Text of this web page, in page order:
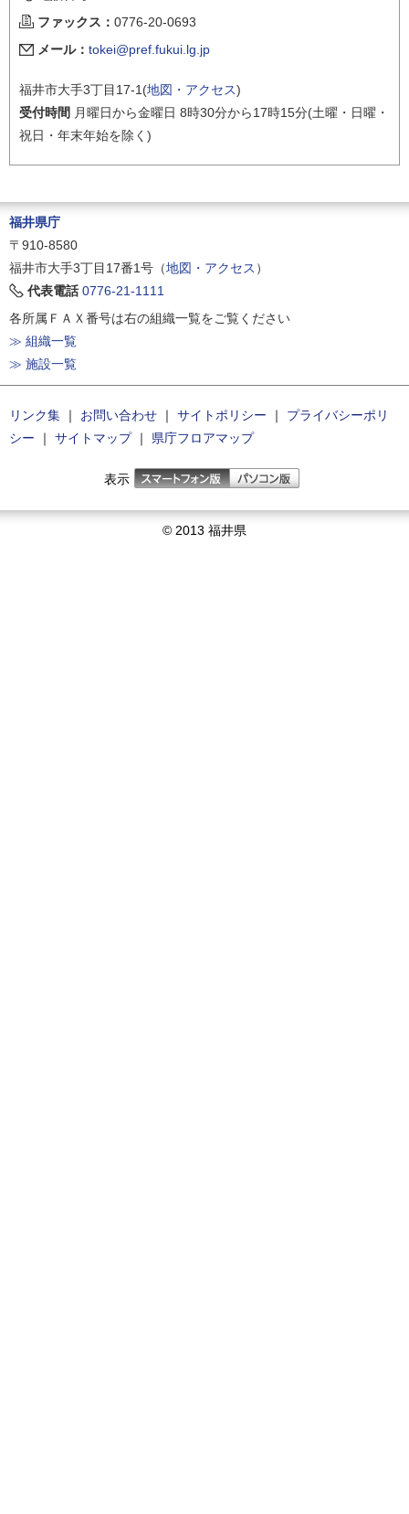
ファックス： 0776-20-0693
メール： tokei@pref.fukui.lg.jp
福井市大手3丁目17-1(地図・アクセス)
受付時間 月曜日から金曜日 8時30分から17時15分(土曜・日曜・
祝日・年末年始を除く)
福井県庁
〒910-8580
福井市大手3丁目17番1号（地図・アクセス ）
代表電話 0776-21-1111
各所属ＦＡＸ番号は右の組織一覧をご覧ください
≫ 組織一覧
≫ 施設一覧
リンク集 ｜ お問い合わせ ｜ サイトポリシー ｜
プライバシーポリ
シー ｜ サイトマップ｜ 県庁フロアマップ
表示
© 2013 福井県